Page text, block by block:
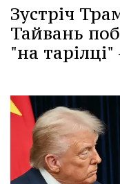
Зустріч
Тайвань
"на